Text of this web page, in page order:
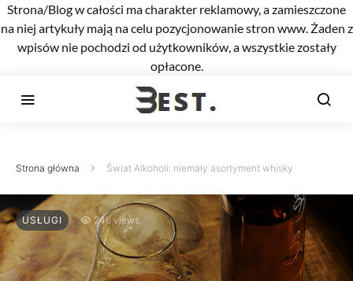
Strona/Blog w całości ma charakter reklamowy, a zamieszczone
na niej artykuły mają na celu pozycjonowanie stron www. Żaden z
wpisów nie pochodzi od użytkowników, a wszystkie zostały
opłacone.
Strona główna Świat Alkoholi: niemały asortyment whisky
USŁUGI 246 views